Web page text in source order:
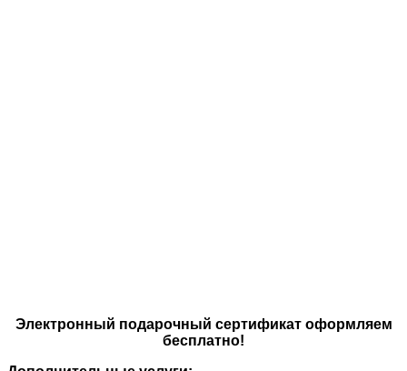
Электронный подарочный сертификат оформляем
бесплатно!